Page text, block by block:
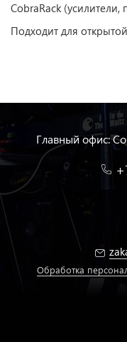
CobraRack (усилители,
Подходит для
Главный офис:
Обработка